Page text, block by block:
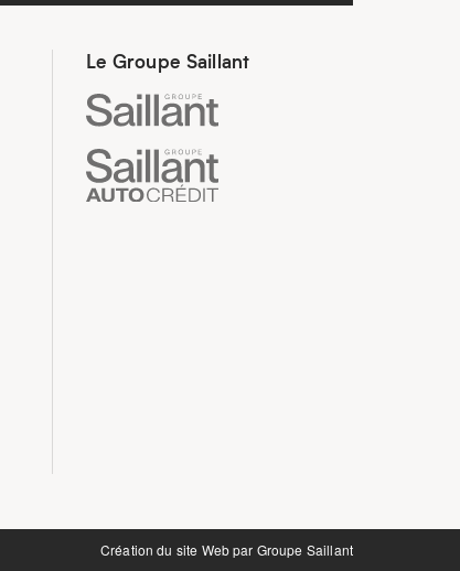
Le Groupe Saillant
Création du site Web par Groupe Saillant